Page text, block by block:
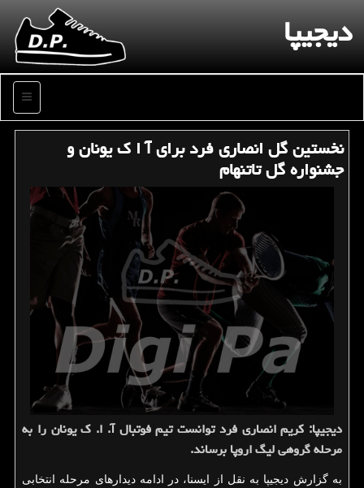
دیجیپا
منو
نخستین گل انصاری فرد برای آ ا ك یونان و
جشنواره گل تاتنهام
دیجیپا: كریم انصاری فرد توانست تیم فوتبال آ. ا. ك یونان را به
مرحله گروهی لیگ اروپا برساند.
به گزارش دیجیپا به نقل از ایسنا، در ادامه دیدارهای مرحله انتخابی